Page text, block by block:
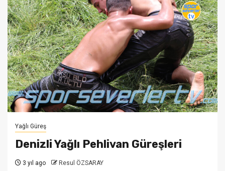
Yağlı Güreş
Denizli Yağlı Pehlivan Güreşleri
3 yıl ago Resul ÖZSARAY